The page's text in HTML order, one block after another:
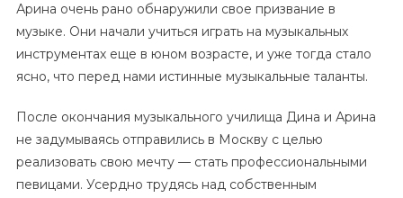
Арина очень рано обнаружили свое призвание в
музыке. Они начали учиться играть на музыкальных
инструментах еще в юном возрасте, и уже тогда стало
ясно, что перед нами истинные музыкальные таланты.
После окончания музыкального училища Дина и Арина
не задумываясь отправились в Москву с целью
реализовать свою мечту — стать профессиональными
певицами. Усердно трудясь над собственным